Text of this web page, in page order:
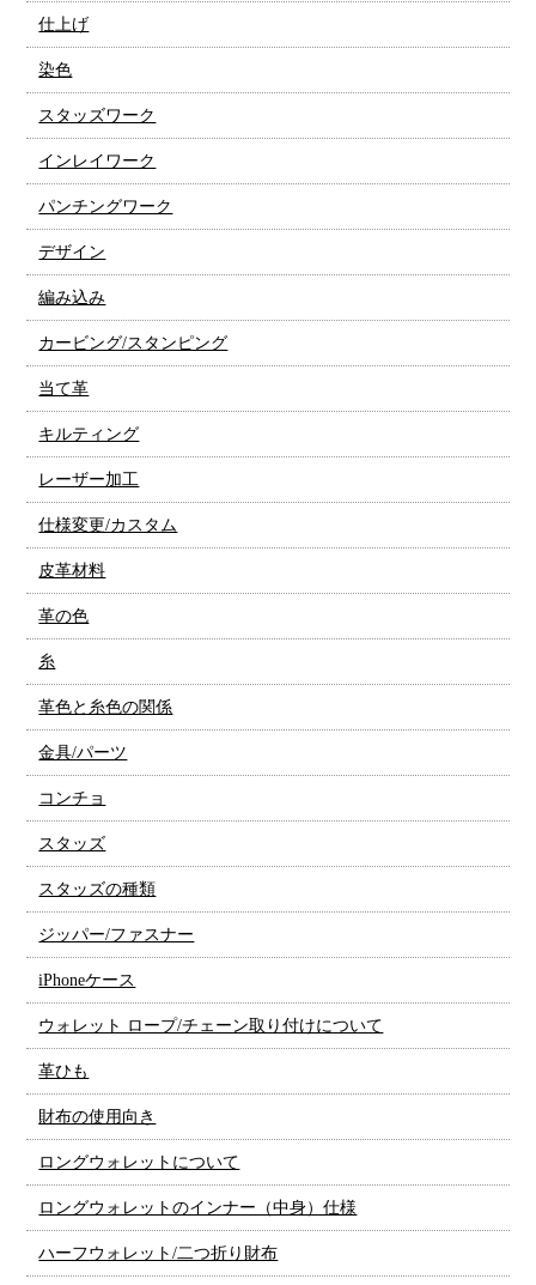
仕上げ
染色
スタッズワーク
インレイワーク
パンチングワーク
デザイン
編み込み
カービング/スタンピング
当て革
キルティング
レーザー加工
仕様変更/カスタム
皮革材料
革の色
糸
革色と糸色の関係
金具/パーツ
コンチョ
スタッズ
スタッズの種類
ジッパー/ファスナー
iPhoneケース
ウォレット ロープ/チェーン取り付けについて
革ひも
財布の使用向き
ロングウォレットについて
ロングウォレットのインナー（中身）仕様
ハーフウォレット/二つ折り財布